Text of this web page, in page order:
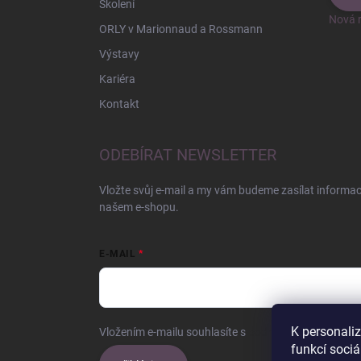
K
funkcí
Školení
ORLY v Marionnaud a Rossmann
Výstavy
Kariéra
Kontakt
Nová
ODEBÍRAT NEWSLETTER
Vložte svůj e-mail a my vám budeme zasílat
našem e-shopu.
E-MAIL
Vložením e-mailu souhlasíte s podmínkami ochrany